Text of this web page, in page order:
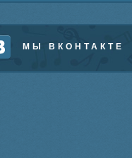
МЫ ВКОНТАКТЕ